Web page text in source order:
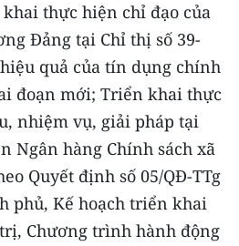
thực hiện chỉ đạo của
Đảng tại Chỉ thị số 39-
quả của tín dụng chính
đoạn mới; Triển khai thực
nhiệm vụ, giải pháp tại
Ngân hàng Chính sách xã
Quyết định số 05/QĐ-TTg
phủ, Kế hoạch triển khai
Chương trình hành động